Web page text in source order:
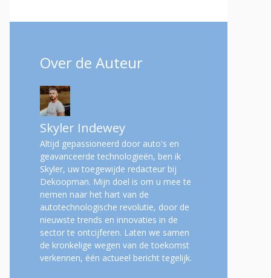
Over de Auteur
Skyler Indewey
Altijd gepassioneerd door auto's en
geavanceerde technologieën, ben ik
Skyler, uw toegewijde redacteur bij
Dekoopman. Mijn doel is om u mee te
nemen naar het hart van de
autotechnologische revolutie, door de
nieuwste trends en innovaties in de
sector te ontcijferen. Laten we samen
de kronkelige wegen van de toekomst
verkennen, één actueel bericht tegelijk.